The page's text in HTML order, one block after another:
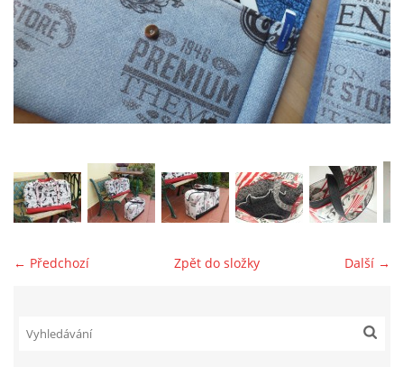
jk-laguna@seznam.cz
← Předchozí Další →
Zpět do složky